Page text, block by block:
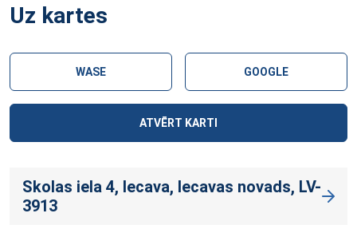
Uz kartes
WASE GOOGLE
ATVĒRT KARTI
Skolas iela 4, Iecava, Iecavas novads, LV-
3913